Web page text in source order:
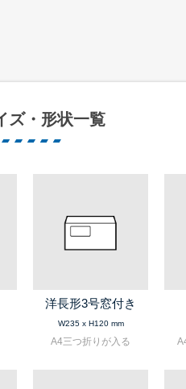
ズ・形状一覧
洋長形3号窓付き
W235 x H120 mm
A4三つ折りが入る